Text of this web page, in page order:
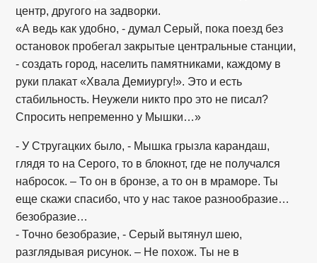
центр, другого на задворки.
«А ведь как удобно, - думал Серый, пока поезд без
остановок пробегал закрытые центральные станции,
- создать город, населить памятниками, каждому в
руки плакат «Хвала Демиургу!». Это и есть
стабильность. Неужели никто про это не писал?
Спросить непременно у Мышки…»
- У Стругацких было, - Мышка грызла карандаш,
глядя то на Серого, то в блокнот, где не получался
набросок. – То он в бронзе, а то он в мраморе. Ты
еще скажи спасибо, что у нас такое разнообразие…
безобразие…
- Точно безобразие, - Серый вытянул шею,
разглядывая рисунок. – Не похож. Ты не в